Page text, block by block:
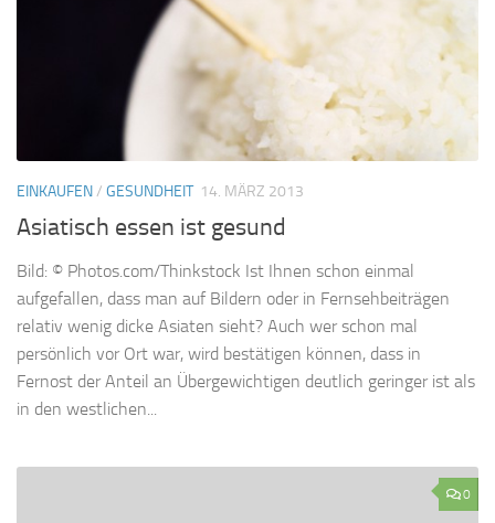
EINKAUFEN/ GESUNDHEIT 14. MÄRZ 2013
Asiatisch essen ist gesund
Bild: © Photos.com/Thinkstock Ist Ihnen schon einmal
aufgefallen, dass man auf Bildern oder in Fernsehbeiträgen
relativ wenig dicke Asiaten sieht? Auch wer schon mal
persönlich vor Ort war, wird bestätigen können, dass in
Fernost der Anteil an Übergewichtigen deutlich geringer ist als
in den westlichen...
0